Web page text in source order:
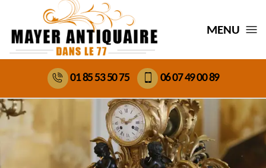
MENU
01 85 53 50 75 06 07 49 00 89